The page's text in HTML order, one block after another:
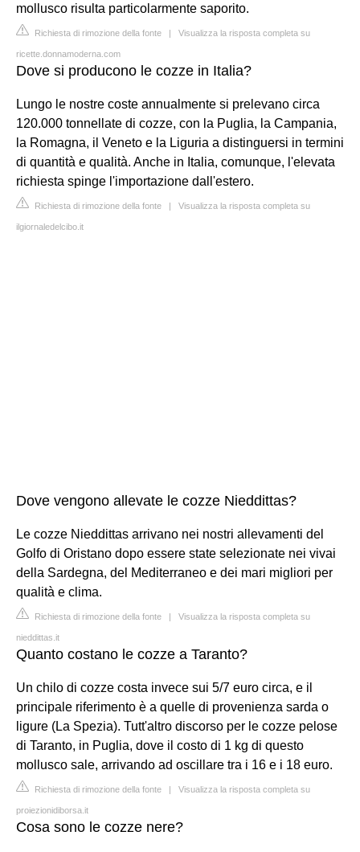
mollusco risulta particolarmente saporito.
Richiesta di rimozione della fonte | Visualizza la risposta completa su
ricette.donnamoderna.com
Dove si producono le cozze in Italia?
Lungo le nostre coste annualmente si prelevano circa
120.000 tonnellate di cozze, con la Puglia, la Campania,
la Romagna, il Veneto e la Liguria a distinguersi in termini
di quantità e qualità. Anche in Italia, comunque, l'elevata
richiesta spinge l'importazione dall'estero.
Richiesta di rimozione della fonte | Visualizza la risposta completa su
ilgiornaledelcibo.it
Dove vengono allevate le cozze Nieddittas?
Le cozze Nieddittas arrivano nei nostri allevamenti del
Golfo di Oristano dopo essere state selezionate nei vivai
della Sardegna, del Mediterraneo e dei mari migliori per
qualità e clima.
Richiesta di rimozione della fonte | Visualizza la risposta completa su
nieddittas.it
Quanto costano le cozze a Taranto?
Un chilo di cozze costa invece sui 5/7 euro circa, e il
principale riferimento è a quelle di provenienza sarda o
ligure (La Spezia). Tutt'altro discorso per le cozze pelose
di Taranto, in Puglia, dove il costo di 1 kg di questo
mollusco sale, arrivando ad oscillare tra i 16 e i 18 euro.
Richiesta di rimozione della fonte | Visualizza la risposta completa su
proiezionidiborsa.it
Cosa sono le cozze nere?